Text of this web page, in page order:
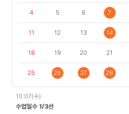
4 5 6 7
11 12 13 14
18 19 20 21
25 26 27 28
10.07(수)
수업일수 1/3선